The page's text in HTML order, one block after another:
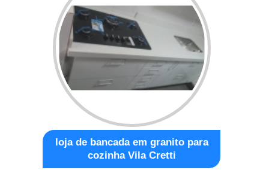
loja de bancada em granito para
cozinha Vila Cretti